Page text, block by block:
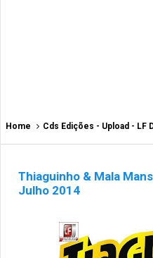
Home Cds Edições - Upload - LF
Thiaguinho & Mala
Julho 2014